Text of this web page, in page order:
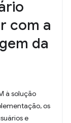
com a
da
à solução
os
e